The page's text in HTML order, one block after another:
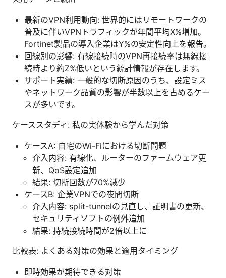
最新のVPN利用動向: 世界的にはリモートワークの
普及に伴いVPNトラフィックが年間平均X%増加。
Fortinet製品の導入企業はY%の安定性向上を報告。
回線別の影響: 有線接続時のVPN再接続率は無線接
続時より約Z%低いという統計情報が存在します。
サポート実績: 一般的な切断原因のうち、設定ミス
やネットワーク品質の影響が半数以上を占めるケー
スが多いです。
ケーススタディ: 私の実体験から学んだ対策
ケースA: 自宅のWi-Fiにおける切断問題
介入内容: 有線化、ルーターのファームウェア更
新、QoS設定追加
結果: 切断回数が70%減少
ケースB: 企業VPNでの夜間切断
介入内容: split-tunnelの見直し、証明書の更新、
セキュリティソフトの例外追加
結果: 持続接続時間が2倍以上に
比較表: よくある対策の効果と適用タイミング
即時効果が期待できる対策